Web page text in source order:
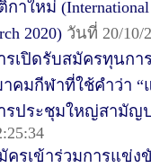
กาใหม่ (International
2020) วันที่ 20/10/
รเปิดรับสมัครทุนกา
คมกีฬาที่ใช้คำว่า “
รประชุมใหญ่สามัญป
ครเข้าร่วมการแข่ง